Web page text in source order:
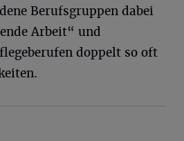
Berufsgruppen dabei
Arbeit“ und
doppelt so oft